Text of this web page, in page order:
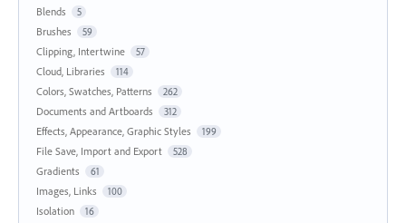
Blends 5
Brushes 59
Clipping, Intertwine 57
Cloud, Libraries 114
Colors, Swatches, Patterns 262
Documents and Artboards 312
Effects, Appearance, Graphic Styles 199
File Save, Import and Export 528
Gradients 61
Images, Links 100
Isolation 16